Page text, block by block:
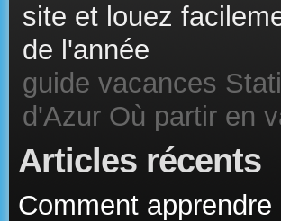
site et louez
de l'année
guide vacances
d'Azur Où partir en
Articles récents
Comment